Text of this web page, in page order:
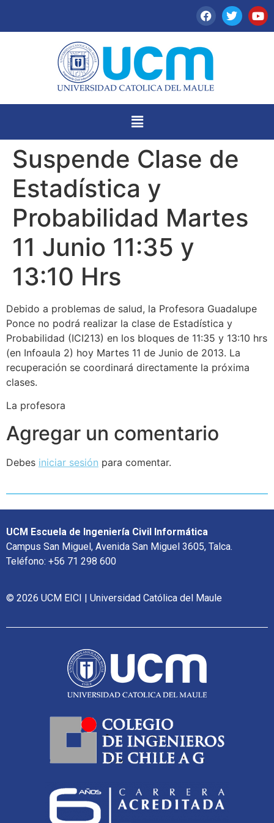
Suspende Clase de
Estadística y
Probabilidad Martes
11 Junio 11:35 y
13:10 Hrs
Debido a problemas de salud, la Profesora Guadalupe
Ponce no podrá realizar la clase de Estadística y
Probabilidad (ICI213) en los bloques de 11:35 y 13:10 hrs
(en Infoaula 2) hoy Martes 11 de Junio de 2013. La
recuperación se coordinará directamente la próxima
clases.
La profesora
Agregar un comentario
Debes iniciar sesión para comentar.
UCM Escuela de Ingeniería Civil Informática
Campus San Miguel, Avenida San Miguel 3605, Talca.
Teléfono: +56 71 298 600
© 2026 UCM EICI | Universidad Católica del Maule